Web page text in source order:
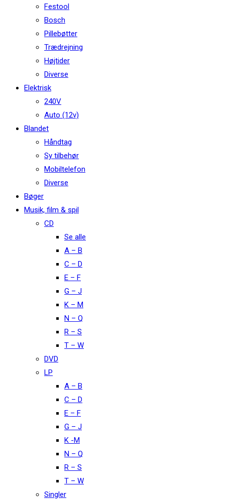
Festool
Bosch
Pillebøtter
Trædrejning
Højtider
Diverse
Elektrisk
240V
Auto (12v)
Blandet
Håndtag
Sy tilbehør
Mobiltelefon
Diverse
Bøger
Musik, film & spil
CD
Se alle
A – B
C – D
E – F
G – J
K – M
N – Q
R – S
T – W
DVD
LP
A – B
C – D
E – F
G – J
K -M
N – Q
R – S
T – W
Singler